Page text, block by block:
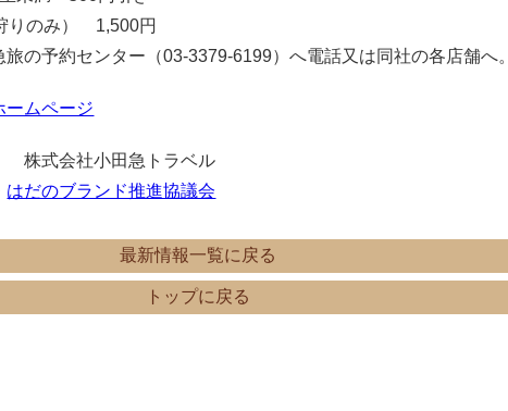
りのみ） 1,500円
の予約センター（03-3379-6199）へ電話又は同社の各店舗へ。
ームページ
株式会社小田急トラベル
はだのブランド推進協議会
最新情報一覧に戻る
トップに戻る